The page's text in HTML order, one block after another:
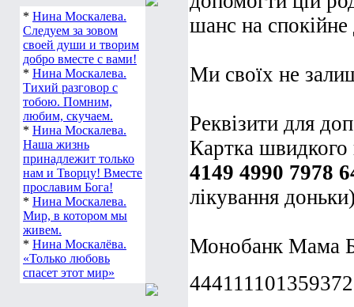
* Нина Москалева.
Следуем за зовом
своей души и творим
добро вместе с вами!
* Нина Москалева.
Тихий разговор с
тобою. Помним,
любим, скучаем.
* Нина Москалева.
Наша жизнь
принадлежит только
нам и Творцу! Вместе
прославим Бога!
* Нина Москалева.
Мир, в котором мы
живем.
* Нина Москалёва.
«Только любовь
спасет этот мир»
шанс на спокійне
Ми своїх не
Реквізити для
Картка
4149 4990 7978
лікування
Монобанк Мама